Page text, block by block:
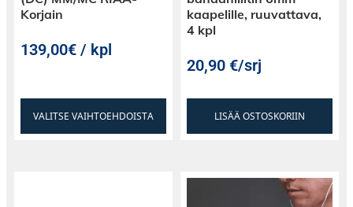
- Suositeltavat asennuspinnata: tiili &
- Viimeistely: Matta musta
Korjain
139,00€ / kpl
VALITSE VAIHTOEHDOISTA
kaapelille, ruuvattava,
4 kpl
20,90€/srj
LISÄÄ OSTOSKORIIN